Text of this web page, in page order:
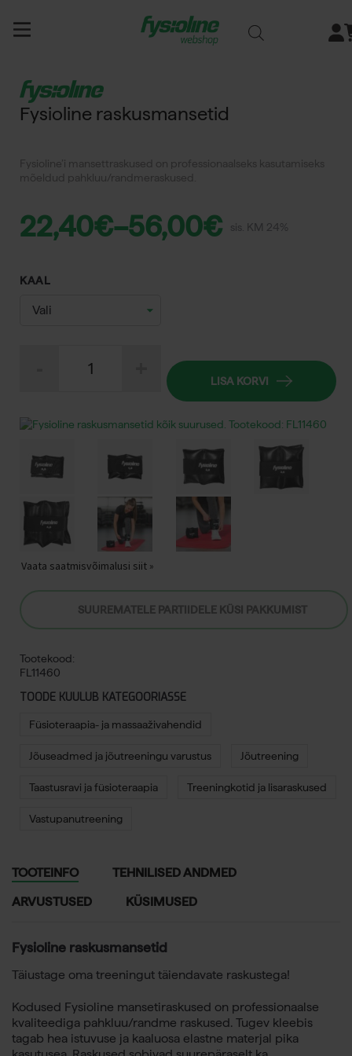
sisältöön
Fysioline raskusmansetid
Fysioline’i mansettraskused on professionaalseks kasutamiseks
mõeldud pahkluu/randmeraskused.
22,40€–56,00€ sis. KM 24%
KAAL
raskusmansetid
LISA KORVI
Vaata saatmisvõimalusi siit »
SUUREMATELE PARTIIDELE KÜSI PAKKUMIST
Tootekood:
FL11460
TOODE KUULUB KATEGOORIASSE
Füsioteraapia- ja massaaživahendid
Jõuseadmed ja jõutreeningu varustus Jõutreening
Taastusravi ja füsioteraapia Treeningkotid ja lisaraskused
Vastupanutreening
TOOTEINFO
TEHNILISED ANDMED
ARVUSTUSED
KÜSIMUSED
Fysioline raskusmansetid
Täiustage oma treeningut täiendavate raskustega!
Kodused Fysioline mansetiraskused on professionaalse
kvaliteediga pahkluu/randme raskused. Tugev kleebis
tagab hea istuvuse ja kaaluosa elastne materjal pika